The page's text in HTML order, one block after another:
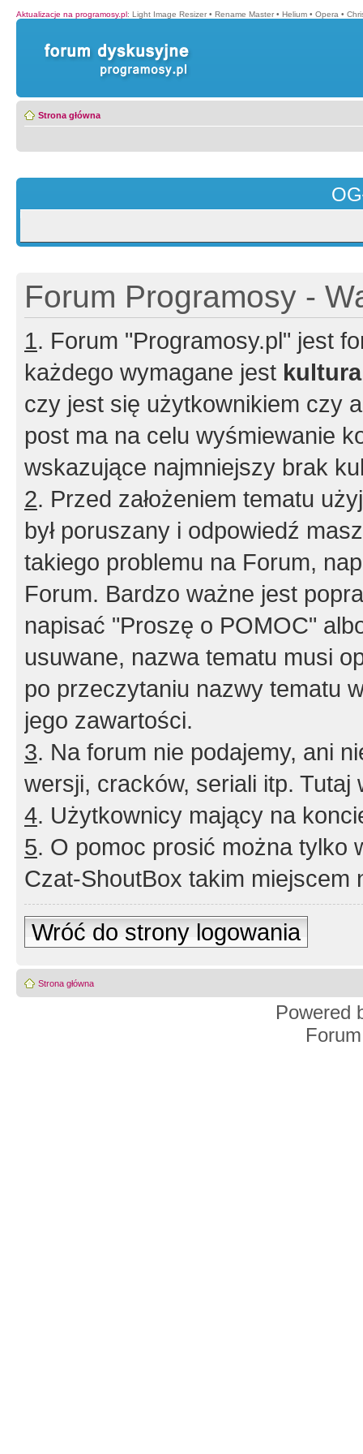
Aktualizacje na programosy.pl: Light Image Resizer • Rename Master • Helium • Opera •
Strona główna
Forum Programosy -
1. Forum "Programosy.pl" jest
każdego wymagane jest
czy jest się użytkownikiem czy
post ma na celu wyśmiewanie
wskazujące najmniejszy brak
2. Przed założeniem tematu
był poruszany i odpowiedź
takiego problemu na Forum,
Forum. Bardzo ważne jest
napisać "Proszę o POMOC"
usuwane, nazwa tematu musi
po przeczytaniu nazwy tematu
jego zawartości.
3. Na forum nie podajemy, ani
wersji, cracków, seriali itp. Tutaj
4. Użytkownicy mający na
5. O pomoc prosić można tylko
Czat-ShoutBox takim miejscem
Wróć do strony logowania
Strona główna
Powered